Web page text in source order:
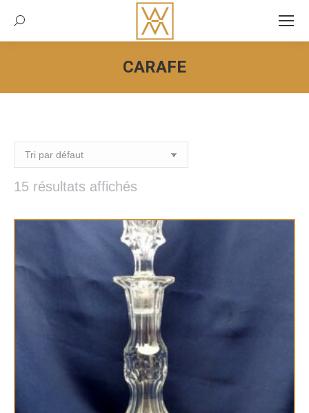
Recherche:
CARAFE
Vous êtes ici :
15 résultats affichés